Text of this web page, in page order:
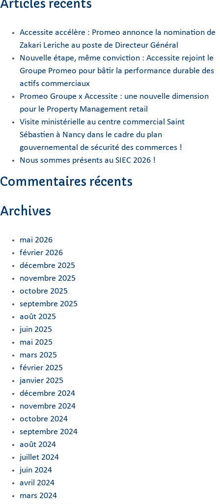
Articles récents
Accessite accélère : Promeo annonce la nomination de
Zakari Leriche au poste de Directeur Général
Nouvelle étape, même conviction : Accessite rejoint le
Groupe Promeo pour bâtir la performance durable des
actifs commerciaux
Promeo Groupe x Accessite : une nouvelle dimension
pour le Property Management retail
Visite ministérielle au centre commercial Saint
Sébastien à Nancy dans le cadre du plan
gouvernemental de sécurité des commerces !
Nous sommes présents au SIEC 2026 !
Commentaires récents
Archives
mai 2026
février 2026
décembre 2025
novembre 2025
octobre 2025
septembre 2025
août 2025
juin 2025
mai 2025
mars 2025
février 2025
janvier 2025
décembre 2024
novembre 2024
octobre 2024
septembre 2024
août 2024
juillet 2024
juin 2024
avril 2024
mars 2024